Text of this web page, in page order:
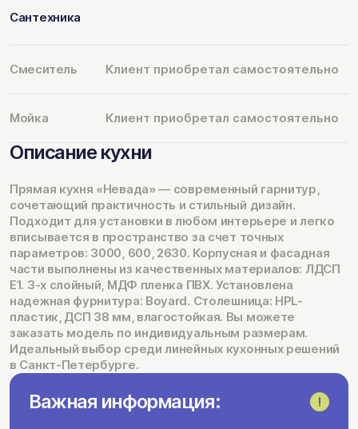
Сантехника
Смеситель Клиент приобретал самостоятельно
Мойка Клиент приобретал самостоятельно
Описание кухни
Прямая кухня «Невада» — современный гарнитур,
сочетающий практичность и стильный дизайн.
Подходит для установки в любом интерьере и легко
вписывается в пространство за счет точных
параметров: 3000, 600, 2630. Корпусная и фасадная
части выполнены из качественных материалов: ЛДСП
Е1. 3-х слойный, МДФ пленка ПВХ. Установлена
надежная фурнитура: Boyard. Столешница: HPL-
пластик, ДСП 38 мм, влагостойкая. Вы можете
заказать модель по индивидуальным размерам.
Идеальный выбор среди линейных кухонных решений
в Санкт-Петербурге.
Важная информация: